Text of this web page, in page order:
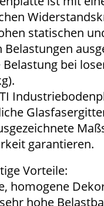
statischen
Belastungen
bei
garantieren.
Vorteile:
homogene
hohe